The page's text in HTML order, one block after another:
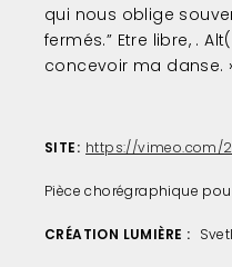
qui nous oblige
fermés.” Etre libre, .
concevoir ma danse.
SITE https://vimeo.com/
Pièce chorégraphique
CRÉATION LUMIÈRE